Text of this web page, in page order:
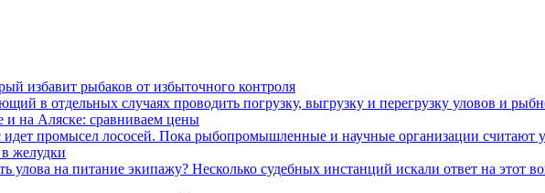
избавит рыбаков от избыточного контроля
в отдельных случаях проводить погрузку, выгрузку и перегрузку уловов и
и на Аляске: сравниваем цены
идет промысел лососей. Пока рыбопромышленные и научные организации считают
желудки
улова на питание экипажу? Несколько судебных инстанций искали ответ на этот